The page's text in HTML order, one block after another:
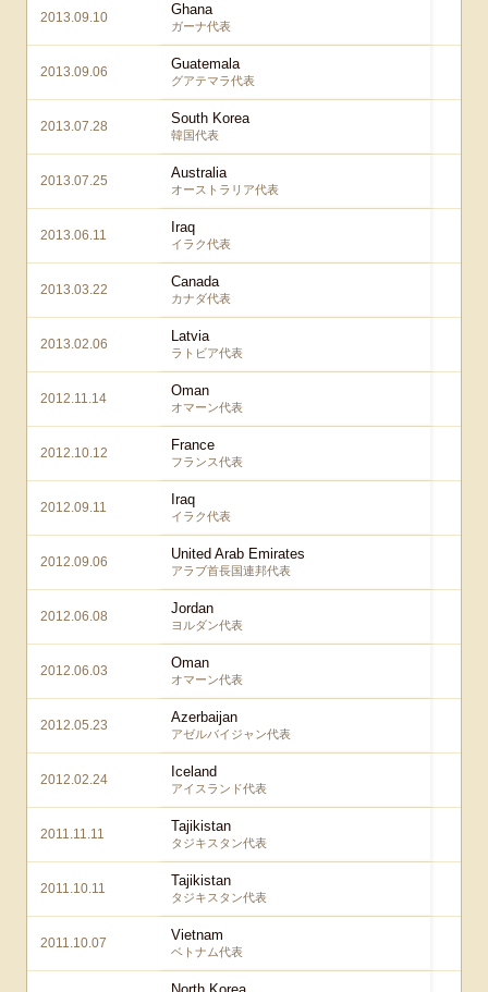
2013.09.10 Ghana
ガーナ代表
2013.09.06 Guatemala
グアテマラ代表
2013.07.28 South Korea
韓国代表
2013.07.25 Australia
オーストラリア代表
2013.06.11 Iraq
イラク代表
2013.03.22 Canada
カナダ代表
2013.02.06 Latvia
ラトビア代表
2012.11.14 Oman
オマーン代表
2012.10.12 France
フランス代表
2012.09.11 Iraq
イラク代表
2012.09.06 United Arab Emirates
アラブ首長国連邦代表
2012.06.08 Jordan
ヨルダン代表
2012.06.03 Oman
オマーン代表
2012.05.23 Azerbaijan
アゼルバイジャン代表
2012.02.24 Iceland
アイスランド代表
2011.11.11 Tajikistan
タジキスタン代表
2011.10.11 Tajikistan
タジキスタン代表
2011.10.07 Vietnam
ベトナム代表